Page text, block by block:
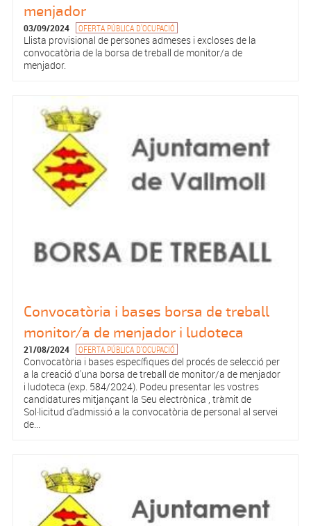
menjador
03/09/2024 OFERTA PÚBLICA D'OCUPACIÓ
Llista provisional de persones admeses i excloses de la
convocatòria de la borsa de treball de monitor/a de
menjador.
Convocatòria i bases borsa de treball
monitor/a de menjador i ludoteca
21/08/2024 OFERTA PÚBLICA D'OCUPACIÓ
Convocatòria i bases específiques del procés de selecció per
a la creació d'una borsa de treball de monitor/a de menjador
i ludoteca (exp. 584/2024). Podeu presentar les vostres
candidatures mitjançant la Seu electrònica , tràmit de
Sol·licitud d'admissió a la convocatòria de personal al servei
de...